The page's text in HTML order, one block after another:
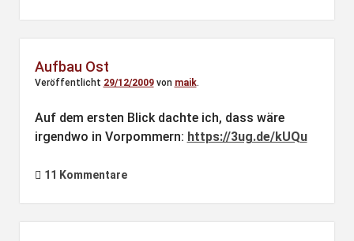
Aufbau Ost
Veröffentlicht 29/12/2009von maik.
Auf dem ersten Blick dachte ich, dass wäre
irgendwo in Vorpommern: https://3ug.de/kUQu
11 Kommentare